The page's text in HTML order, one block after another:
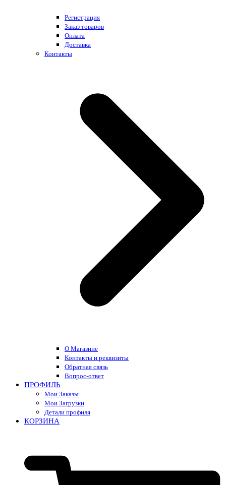
Регистрация
Заказ товаров
Оплата
Доставка
Контакты
О Магазине
Контакты и реквизиты
Обратная связь
Вопрос-ответ
ПРОФИЛЬ
Мои Заказы
Мои Загрузки
Детали профиля
КОРЗИНА